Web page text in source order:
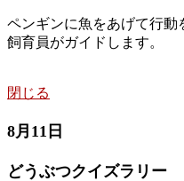
ペンギンに魚をあげて行動
飼育員がガイドします。
閉じる
8月11日
どうぶつクイズラリー